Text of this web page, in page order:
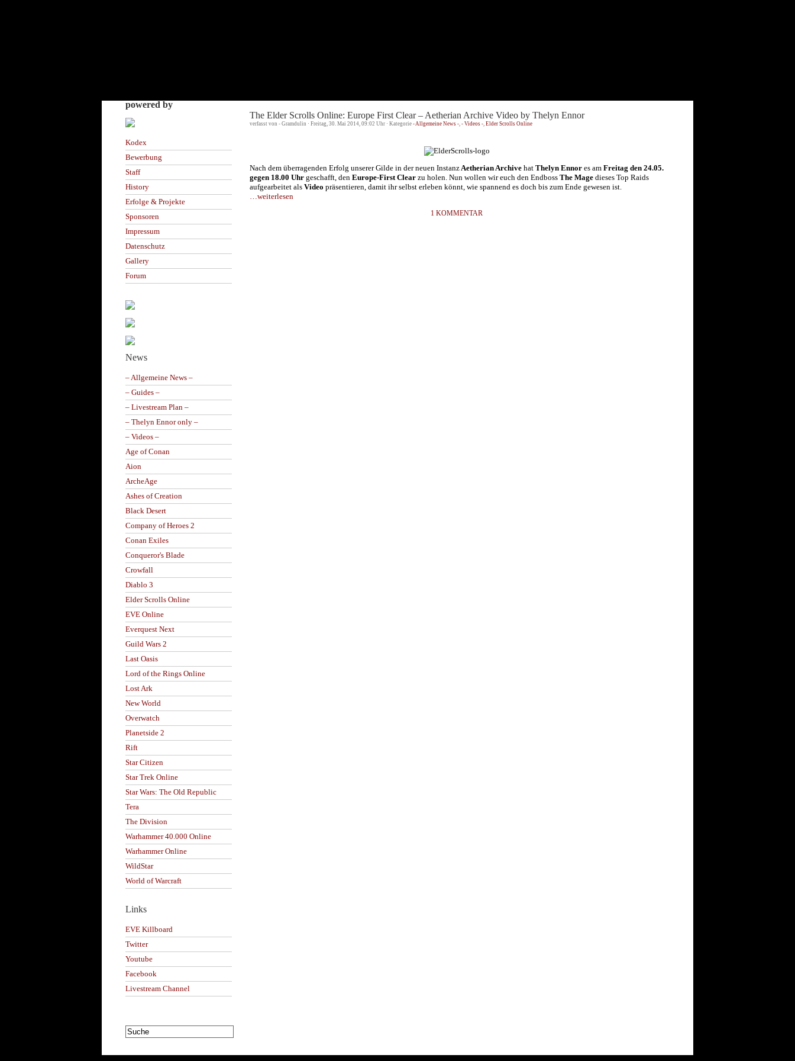
powered by
Kodex
Bewerbung
Staff
History
Erfolge & Projekte
Sponsoren
Impressum
Datenschutz
Gallery
Forum
News
– Allgemeine News –
– Guides –
– Livestream Plan –
– Thelyn Ennor only –
– Videos –
Age of Conan
Aion
ArcheAge
Ashes of Creation
Black Desert
Company of Heroes 2
Conan Exiles
Conqueror's Blade
Crowfall
Diablo 3
Elder Scrolls Online
EVE Online
Everquest Next
Guild Wars 2
Last Oasis
Lord of the Rings Online
Lost Ark
New World
Overwatch
Planetside 2
Rift
Star Citizen
Star Trek Online
Star Wars: The Old Republic
Tera
The Division
Warhammer 40.000 Online
Warhammer Online
WildStar
World of Warcraft
Links
EVE Killboard
Twitter
Youtube
Facebook
Livestream Channel
The Elder Scrolls Online: Europe First Clear – Aetherian Archive Video by Thelyn Ennor
verfasst von - Gramdulin · Freitag, 30. Mai 2014, 09:02 Uhr · Kategorie - Allgemeine News -, - Videos -, Elder Scrolls Online
Nach dem überragenden Erfolg unserer Gilde in der neuen Instanz Aetherian Archive hat Thelyn Ennor es am Freitag den 24.05.
gegen 18.00 Uhr geschafft, den Europe-First Clear zu holen. Nun wollen wir euch den Endboss The Mage dieses Top Raids
aufgearbeitet als Video präsentieren, damit ihr selbst erleben könnt, wie spannend es doch bis zum Ende gewesen ist.
…weiterlesen
1 KOMMENTAR